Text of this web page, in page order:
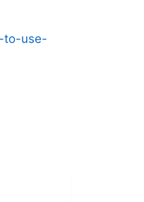
to-use-